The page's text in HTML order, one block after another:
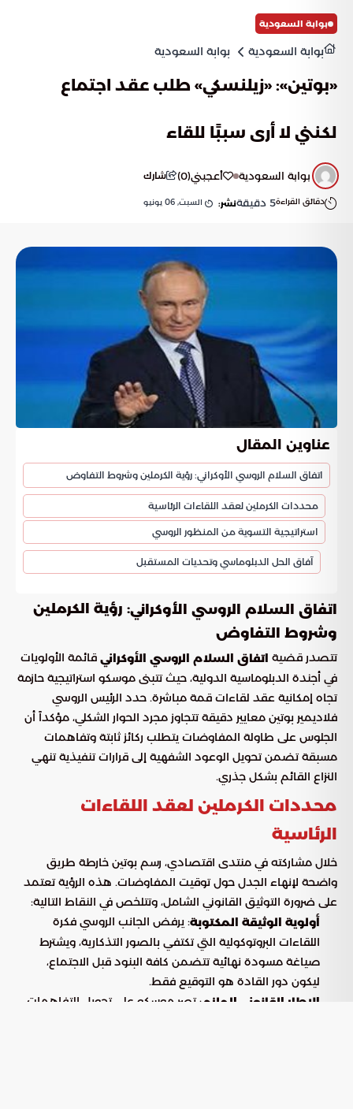
بوابة السعودية
بوابة السعودية بوابة السعودية
«بوتين»: «زيلنسكي» طلب عقد اجتماع
لكنني لا أرى سببًا للقاء
بوابة السعودية أعجبني(
0
) شارك
دقائق القراءة5 دقيقةنشر: السبت, 06 يونيو
عناوين المقال
اتفاق السلام الروسي الأوكراني: رؤية الكرملين وشروط التفاوض
محددات الكرملين لعقد اللقاءات الرئاسية
استراتيجية التسوية من المنظور الروسي
آفاق الحل الدبلوماسي وتحديات المستقبل
اتفاق السلام الروسي الأوكراني: رؤية الكرملين
وشروط التفاوض
تتصدر قضية اتفاق السلام الروسي الأوكراني قائمة الأولويات
في أجندة الدبلوماسية الدولية، حيث تتبنى موسكو استراتيجية حازمة
تجاه إمكانية عقد لقاءات قمة مباشرة. حدد الرئيس الروسي
فلاديمير بوتين معايير دقيقة تتجاوز مجرد الحوار الشكلي، مؤكداً أن
الجلوس على طاولة المفاوضات يتطلب ركائز ثابتة وتفاهمات
مسبقة تضمن تحويل الوعود الشفهية إلى قرارات تنفيذية تنهي
النزاع القائم بشكل جذري.
محددات الكرملين لعقد اللقاءات
الرئاسية
خلال مشاركته في منتدى اقتصادي، رسم بوتين خارطة طريق
واضحة لإنهاء الجدل حول توقيت المفاوضات. هذه الرؤية تعتمد
على ضرورة التوثيق القانوني الشامل، وتتلخص في النقاط التالية:
أولوية الوثيقة المكتوبة: يرفض الجانب الروسي فكرة
اللقاءات البروتوكولية التي تكتفي بالصور التذكارية، ويشترط
صياغة مسودة نهائية تتضمن كافة البنود قبل الاجتماع،
ليكون دور القادة هو التوقيع فقط.
الإطار القانوني الملزم: تصر موسكو على تحويل التفاهمات